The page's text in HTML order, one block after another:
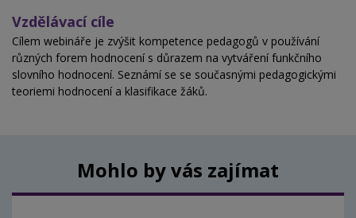
Vzdělávací cíle
Cílem webináře je zvýšit kompetence pedagogů v používání
různých forem hodnocení s důrazem na vytváření funkčního
slovního hodnocení. Seznámí se se současnými pedagogickými
teoriemi hodnocení a klasifikace žáků.
Mohlo by vás zajímat